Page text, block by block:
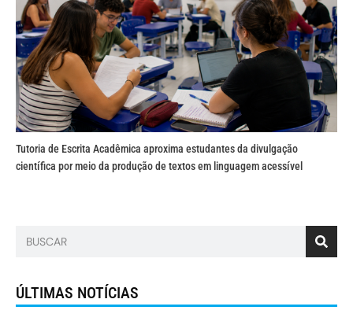
Tutoria de Escrita Acadêmica aproxima estudantes da divulgação
científica por meio da produção de textos em linguagem acessível
ÚLTIMAS NOTÍCIAS